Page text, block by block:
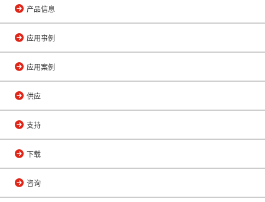
产品信息
应用事例
应用案例
供应
支持
下载
咨询